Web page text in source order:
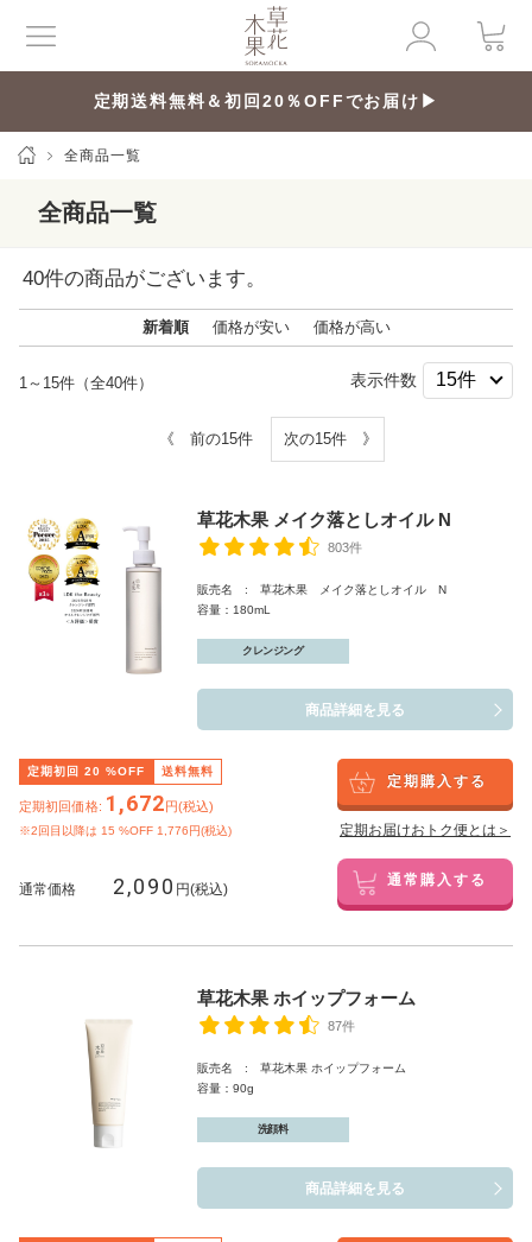
定期送料無料＆初回20％OFFでお届け▶
全商品一覧
全商品一覧
40件の商品がございます。
新着順 価格が安い 価格が高い
1～15件（全40件） 表示件数
《 前の15件 次の15件 》
草花木果 メイク落としオイル N
803件
販売名 : 草花木果 メイク落としオイル N
容量：180mL
クレンジング
商品詳細を見る
定期初回 20 %OFF 送料無料
定期初回価格: 1,672円(税込)
※2回目以降は 15 %OFF 1,776円(税込)
定期購入する
定期お届けおトク便とは＞
通常価格 2,090 円(税込) 通常購入する
草花木果 ホイップフォーム
87件
販売名 : 草花木果 ホイップフォーム
容量：90g
洗顔料
商品詳細を見る